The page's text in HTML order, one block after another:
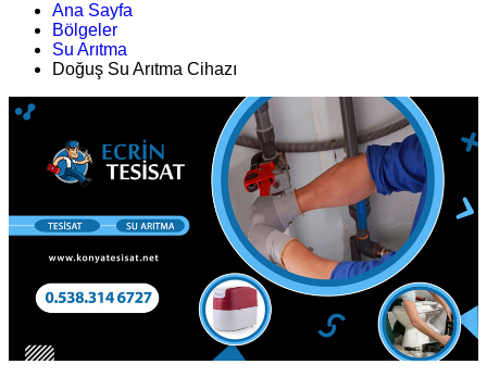
Ana Sayfa
Bölgeler
Su Arıtma
Doğuş Su Arıtma Cihazı